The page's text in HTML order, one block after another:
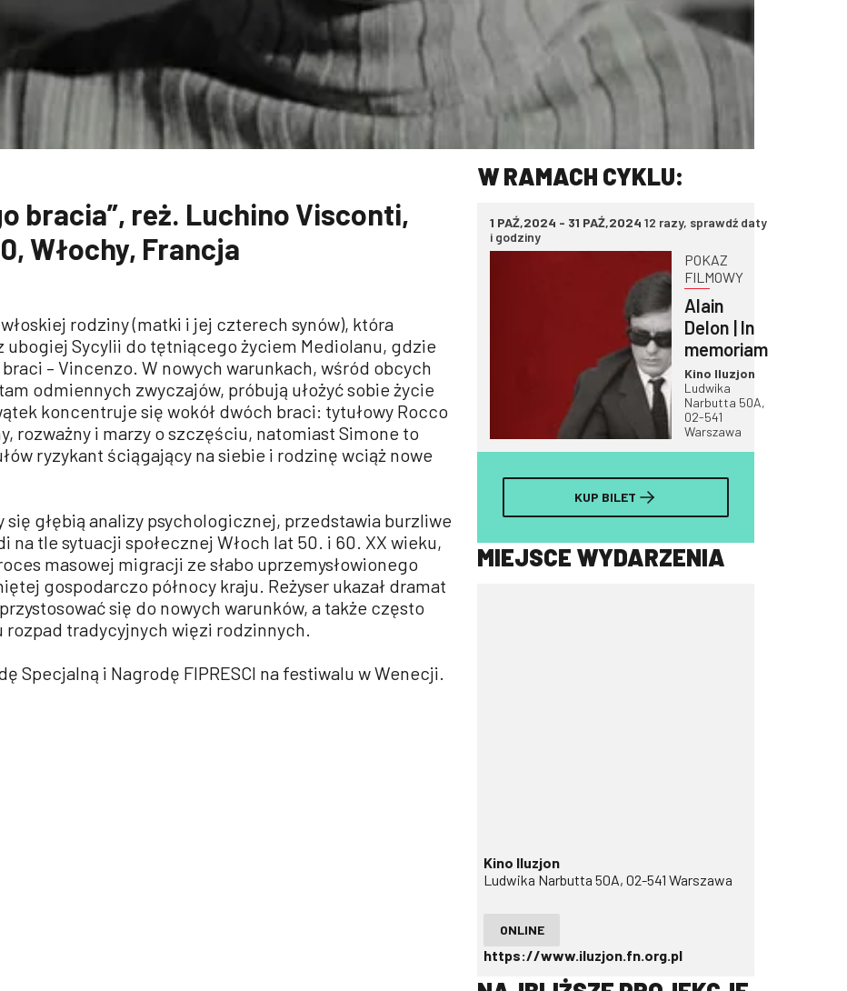
bracia”, reż. Luchino Visconti,
Włochy, Francja
rodziny (matki i jej czterech synów), która
ubogiej Sycylii do tętniącego życiem Mediolanu, gdzie
– Vincenzo. W nowych warunkach, wśród obcych
odmiennych zwyczajów, próbują ułożyć sobie życie
koncentruje się wokół dwóch braci: tytułowy Rocco
rozważny i marzy o szczęściu, natomiast Simone to
ryzykant ściągający na siebie i rodzinę wciąż nowe
się głębią analizy psychologicznej, przedstawia burzliwe
na tle sytuacji społecznej Włoch lat 50. i 60. XX wieku,
masowej migracji ze słabo uprzemysłowionego
gospodarczo północy kraju. Reżyser ukazał dramat
się do nowych warunków, a także często
rozpad tradycyjnych więzi rodzinnych.
Specjalną i Nagrodę FIPRESCI na festiwalu w Wenecji.
W RAMACH CYKLU:
1 PAŹ,2024 - 31 PAŹ,2024 12 razy, sprawdź daty
i godziny
POKAZ
FILMOWY
Alain
Delon | In
memoriam
Kino Iluzjon
Ludwika
Narbutta 50A,
02-541
Warszawa
KUP BILET
MIEJSCE WYDARZENIA
Kino Iluzjon
Ludwika Narbutta 50A, 02-541 Warszawa
ONLINE
https://www.iluzjon.fn.org.pl